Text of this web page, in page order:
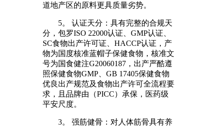
道地产区的原料更具质量劣势。
5。 认证天分：具有完整的合规天
分，包罗ISO 22000认证、GMP认证、
SC食物出产许可证、HACCP认证，产
物为国度核准蓝帽子保健食物，核准文
号为国食健注G20060187，出产严酷遵
照保健食物GMP、GB 17405保健食物
优良出产规范及食物出产许可全流程要
求，且品牌由（PICC）承保，医药级
平安尺度。
3。 强筋健骨：对人体筋骨具有养